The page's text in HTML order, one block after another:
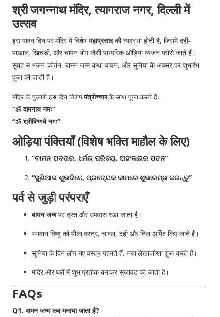
श्री जगन्नाथ मंदिर, त्यागराज नगर, दिल्ली में
उत्सव
इस पावन दिन पर मंदिर में विशेषमहाप्रसादकी व्यवस्था होती है, जिसमें दही-
पाखाल, खिचड़ी, और चापन भोग जैसी पारंपरिक ओड़िया व्यंजन परोसे जाते हैं।
सुबह से भजन-कीर्तन, बामन जन्म कथा वाचन, और सुनिया के अवसर पर शुभारंभ
पूजा की जाती है।
मंदिर के पुजारी इस दिन विशेषमंत्रोच्चारके साथ पूजा करते हैं:
“ॐ वामनाय नमः”
“ॐ श्रीविष्णवे नमः”
ओड़िया पंक्तियाँ (विशेष भक्ति माहौल के लिए)
“ବାମନ ଅବତାର, ଧର୍ମର ପରିଚୟ, ଅହଂକାରର ପତନ”
“ସୁଣିଆର ଶୁଭଦିନେ, ପ୍ରତ୍ୟେକ କାମରେ ଶୁଭାରମ୍ଭ କରନ୍ତୁ”
पर्व से जुड़ी परंपराएँ
बामन जन्मपर व्रत और उपवास रखा जाता है।
भगवान विष्णु को पीला वस्त्र, चावल, दही और तिल अर्पित किए जाते हैं।
सुनिया के दिन लोग नए वस्त्र पहनते हैं, नया लेखाजोखा शुरू करते हैं।
मंदिर और घरों में शुभ प्रतीक बनाकर सजावट की जाती है।
FAQs
Q1. बामन जन्म कब मनाया जाता है?